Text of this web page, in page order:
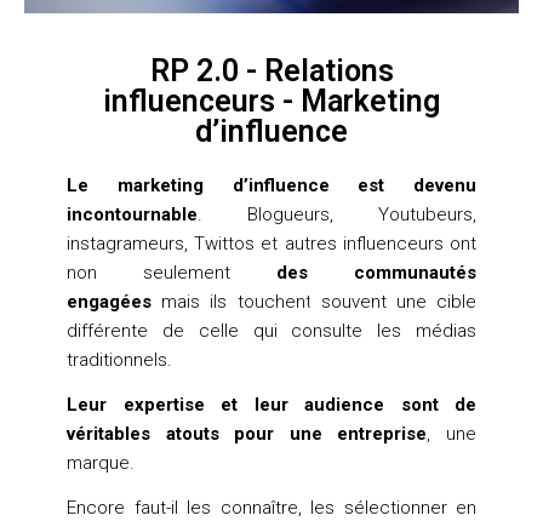
RP 2.0 - Relations
influenceurs - Marketing
d’influence
Le marketing d’influence est devenu
incontournable. Blogueurs, Youtubeurs,
instagrameurs, Twittos et autres influenceurs ont
non seulement des communautés
engagées mais ils touchent souvent une cible
différente de celle qui consulte les médias
traditionnels.
Leur expertise et leur audience sont de
véritables atouts pour une entreprise, une
marque.
Encore faut-il les connaître, les sélectionner en